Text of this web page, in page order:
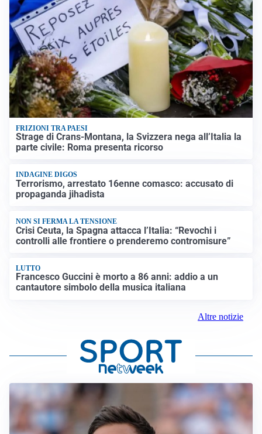
FRIZIONI TRA PAESI
Strage di Crans-Montana, la Svizzera nega all’Italia la
parte civile: Roma presenta ricorso
INDAGINE DIGOS
Terrorismo, arrestato 16enne comasco: accusato di
propaganda jihadista
NON SI FERMA LA TENSIONE
Crisi Ceuta, la Spagna attacca l’Italia: “Revochi i
controlli alle frontiere o prenderemo contromisure”
LUTTO
Francesco Guccini è morto a 86 anni: addio a un
cantautore simbolo della musica italiana
Altre notizie